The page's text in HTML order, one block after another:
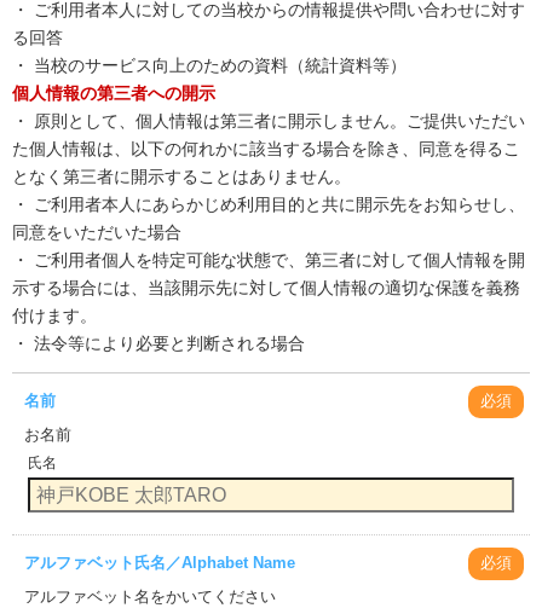
・ ご利用者本人に対しての当校からの情報提供や問い合わせに対す
る回答
・ 当校のサービス向上のための資料（統計資料等）
個人情報の第三者への開示
・ 原則として、個人情報は第三者に開示しません。ご提供いただい
た個人情報は、以下の何れかに該当する場合を除き、同意を得るこ
となく第三者に開示することはありません。
・ ご利用者本人にあらかじめ利用目的と共に開示先をお知らせし、
同意をいただいた場合
・ ご利用者個人を特定可能な状態で、第三者に対して個人情報を開
示する場合には、当該開示先に対して個人情報の適切な保護を義務
付けます。
・ 法令等により必要と判断される場合
名前
必須
お名前
氏名
アルファベット氏名／Alphabet Name
必須
アルファベット名をかいてください